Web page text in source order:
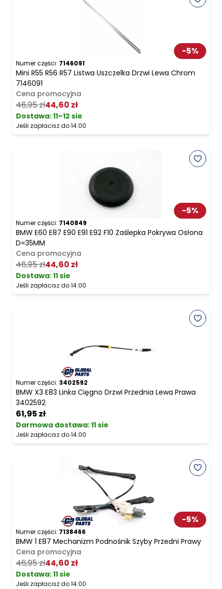
-5%
Numer części: 7146091
Mini R55 R56 R57 Listwa Uszczelka Drzwi Lewa Chrom
7146091
Cena promocyjna
46,95 zł44,60 zł
Dostawa:11–12 sie
Jeśli zapłacisz do 14:00
-5%
Numer części: 7140849
BMW E60 E87 E90 E91 E92 F10 Zaślepka Pokrywa Osłona
D=35MM
Cena promocyjna
46,95 zł44,60 zł
Dostawa:11 sie
Jeśli zapłacisz do 14:00
Numer części: 3402592
BMW X3 E83 Linka Cięgno Drzwi Przednia Lewa Prawa
3402592
61,95 zł
Darmowa dostawa:11 sie
Jeśli zapłacisz do 14:00
-5%
Numer części: 7138466
BMW 1 E87 Mechanizm Podnośnik Szyby Przedni Prawy
Cena promocyjna
46,95 zł44,60 zł
Dostawa:11 sie
Jeśli zapłacisz do 14:00